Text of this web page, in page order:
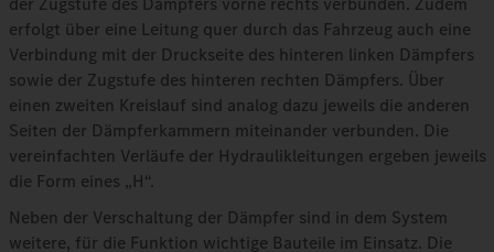
erfolgt über eine Leitung quer durch das Fahrzeug auch eine
Verbindung mit der Druckseite des hinteren linken Dämpfers
sowie der Zugstufe des hinteren rechten Dämpfers. Über
einen zweiten Kreislauf sind analog dazu jeweils die anderen
Seiten der Dämpferkammern miteinander verbunden. Die
vereinfachten Verläufe der Hydraulikleitungen ergeben jeweils
die Form eines „H“.
Neben der Verschaltung der Dämpfer sind in dem System
weitere, für die Funktion wichtige Bauteile im Einsatz. Die